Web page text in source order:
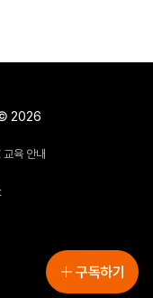
구독하기
2026
육 안내